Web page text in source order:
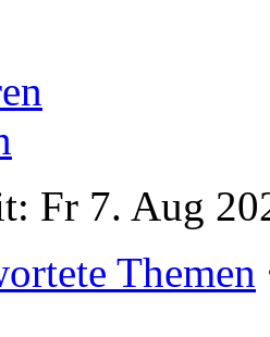
Fr 7. Aug
Themen